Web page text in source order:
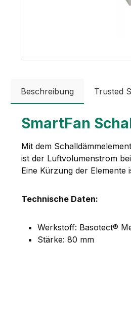
Beschreibung Trusted
SmartFan
Mit dem
ist der Luftvolumenstrom
Eine Kürzung der Elemente
Technische Daten:
Werkstoff: Basotect®
Stärke: 80 mm